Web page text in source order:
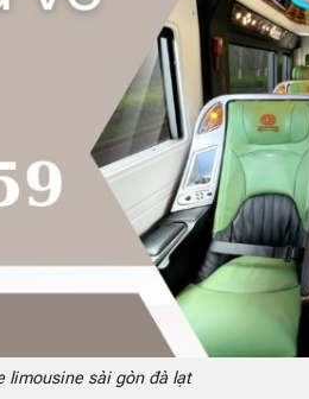
limousine sài gòn đà lạt